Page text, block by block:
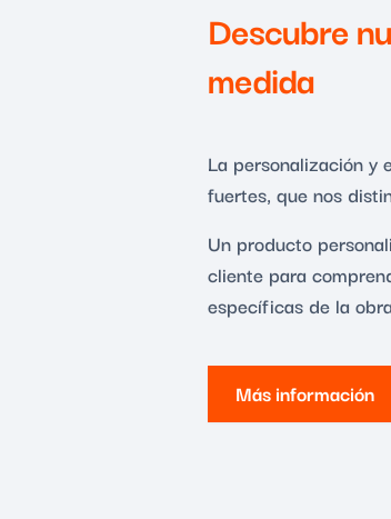
Descubre
medida
La personalización y
fuertes, que nos
Un producto
cliente para
específicas de la
Más información